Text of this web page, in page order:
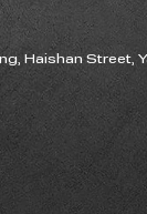
Haishan Street,